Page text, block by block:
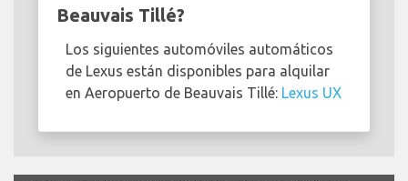
Beauvais Tillé?
Los siguientes automóviles automáticos
de Lexus están disponibles para alquilar
en Aeropuerto de Beauvais Tillé: Lexus UX